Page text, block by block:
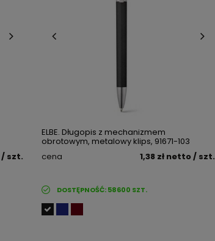
/ szt.
ELBE. Długopis z mechanizmem
obrotowym, metalowy klips, 91671-103
cena
1,38 złnetto/ szt.
DOSTĘPNOŚĆ:58600 SZT.